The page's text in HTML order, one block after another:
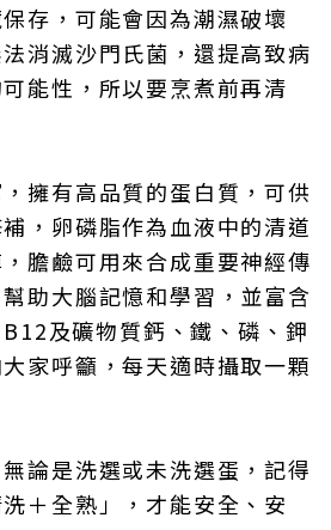
存，可能會因為潮濕破壞
法消滅沙門氏菌，還提高致病
能性，所以要烹煮前再清
擁有高品質的蛋白質，可供
，卵磷脂作為血液中的清道
膽鹼可用來合成重要神經傳
助大腦記憶和學習，並富含
及礦物質鈣、鐵、磷、鉀
家呼籲，每天適時攝取一顆
論是洗選或未洗選蛋，記得
＋全熟」，才能安全、安